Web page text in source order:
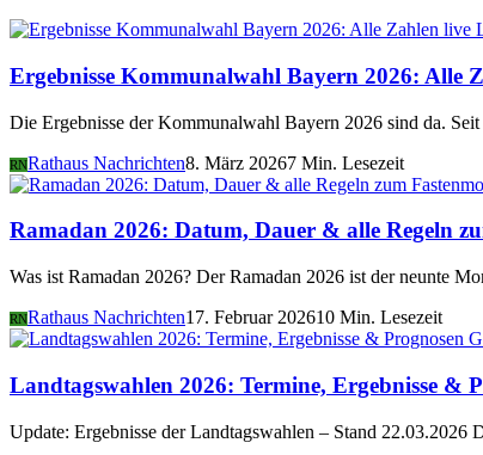
Ergebnisse Kommunalwahl Bayern 2026: Alle
Die Ergebnisse der Kommunalwahl Bayern 2026 sind da.
RNRathaus Nachrichten8. März 20267 Min. Lesezeit
Ramadan 2026: Datum, Dauer & alle Regeln
Was ist Ramadan 2026? Der Ramadan 2026 ist der neunte
RNRathaus Nachrichten17. Februar 202610 Min. Lesezeit
Landtagswahlen 2026: Termine, Ergebnisse &
Update: Ergebnisse der Landtagswahlen – Stand